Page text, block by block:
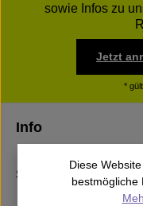
sowie Infos zu
Jetzt
*
Info
Shop
Diese
bestmögliche